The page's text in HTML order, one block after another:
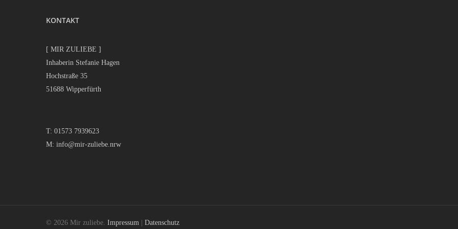
KONTAKT
[ MIR ZULIEBE ]
Inhaberin Stefanie Hagen
Hochstraße 35
51688 Wipperfürth
T: 01573 7939623
M: info@mir-zuliebe.nrw
© 2026 Mir zuliebe. Impressum Datenschutz